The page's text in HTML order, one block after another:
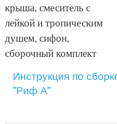
крыша, смеситель с
лейкой и тропическим
душем, сифон,
сборочный комплект
Инструкция по
"Риф А"